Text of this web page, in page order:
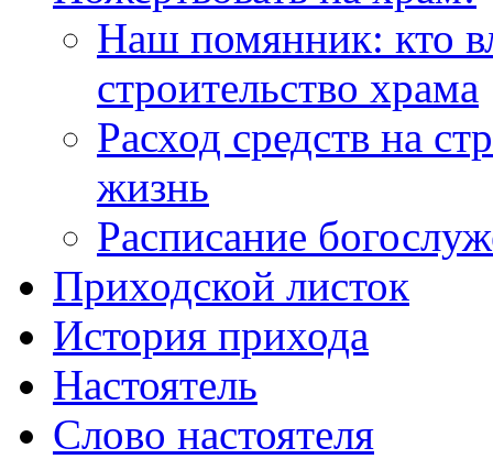
Наш помянник: кто
строительство храма
Расход средств на
жизнь
Расписание
Приходской листок
История прихода
Настоятель
Слово настоятеля